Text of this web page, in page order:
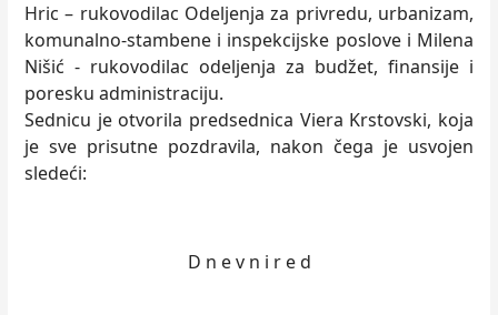
Hric – rukovodilac Odeljenja za privredu, urbanizam,
komunalno-stambene i inspekcijske poslove i Milena
Nišić - rukovodilac odeljenja za budžet, finansije i
poresku administraciju.
Sednicu je otvorila predsednica Viera Krstovski, koja
je sve prisutne pozdravila, nakon čega je usvojen
sledeći:
D n e v n i r e d